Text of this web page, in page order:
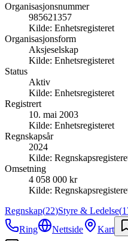
Organisasjonsnummer
985621357
Kilde: Enhetsregisteret
Organisasjonsform
Aksjeselskap
Kilde: Enhetsregisteret
Status
Aktiv
Kilde: Enhetsregisteret
Registrert
10. mai 2003
Kilde: Enhetsregisteret
Regnskapsår
2024
Kilde:
Omsetning
4 058 000 kr
Kilde:
Regnskap(22)Styre & Ledelse(
Ring
Nettside Kart